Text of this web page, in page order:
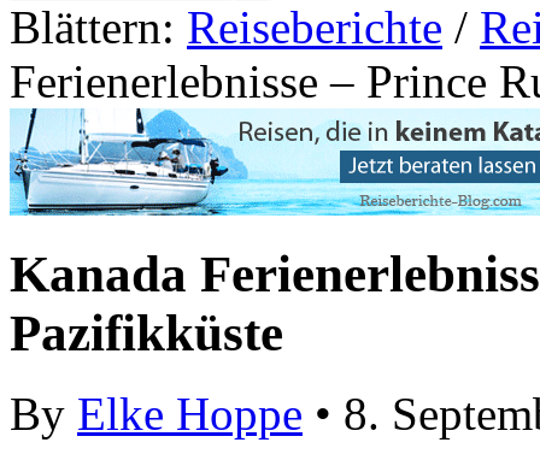
Blättern: Reiseberichte /
Ferienerlebnisse – Prince
Kanada
Pazifikküste
By Elke Hoppe • 8.